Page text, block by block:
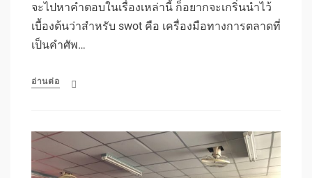
จะไปหาคำตอบในเรื่องเหล่านี้ ก็อยากจะเกริ่นนำไว้
เบื้องต้นว่าสำหรับ swot คือ เครื่องมือทางการตลาดที่
เป็นคำศัพ…
อ่านต่อ